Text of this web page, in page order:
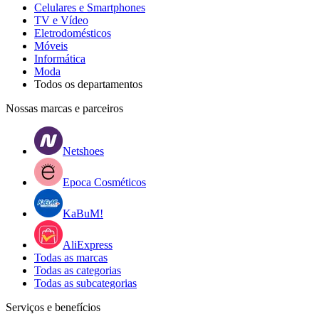
Celulares e Smartphones
TV e Vídeo
Eletrodomésticos
Móveis
Informática
Moda
Todos os departamentos
Nossas marcas e parceiros
Netshoes
Epoca Cosméticos
KaBuM!
AliExpress
Todas as marcas
Todas as categorias
Todas as subcategorias
Serviços e benefícios